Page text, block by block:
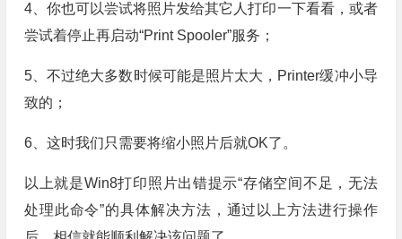
4、你也可以尝试将照片发给其它人打印一下看看，或者
尝试着停止再启动“Print Spooler”服务；
5、不过绝大多数时候可能是照片太大，Printer缓冲小导
致的；
6、这时我们只需要将缩小照片后就OK了。
以上就是Win8打印照片出错提示“存储空间不足，无法
处理此命令”的具体解决方法，通过以上方法进行操作